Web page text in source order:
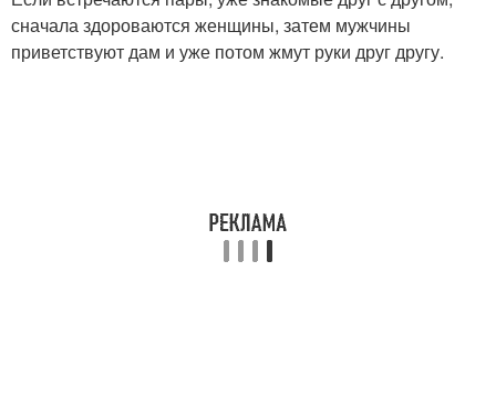
сначала здороваются женщины, затем мужчины
приветствуют дам и уже потом жмут руки друг другу.